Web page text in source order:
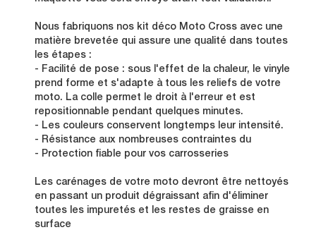
Nous fabriquons nos kit déco Moto Cross avec une
matière brevetée qui assure une qualité dans toutes
les étapes :
- Facilité de pose : sous l'effet de la chaleur, le vinyle
prend forme et s'adapte à tous les reliefs de votre
moto. La colle permet le droit à l'erreur et est
repositionnable pendant quelques minutes.
- Les couleurs conservent longtemps leur intensité.
- Résistance aux nombreuses contraintes du
- Protection fiable pour vos carrosseries
Les carénages de votre moto devront être nettoyés
en passant un produit dégraissant afin d'éliminer
toutes les impuretés et les restes de graisse en
surface